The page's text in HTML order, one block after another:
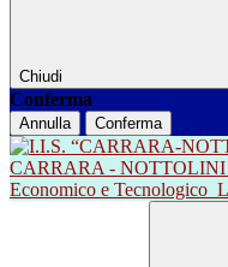
Chiudi
Conferma
Annulla Conferma
CARRARA -
Economico e Tecnologico